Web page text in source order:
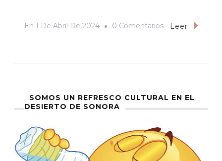
En 1 De Abril De 2024 0 ComentariosEn
Las
Complejidades
La
Masculinidad
Leer
SOMOS UN REFRESCO CULTURAL EN EL
DESIERTO DE SONORA